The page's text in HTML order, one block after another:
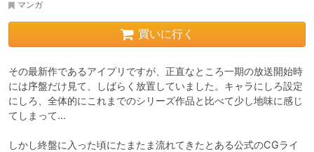
マンガ
買いに行く
その最新作であるアイプリですが、正直なところ一期の放送開始時
には序盤だけ見て、しばらく放置していました。キャラにしろ設定
にしろ、全体的にこれまでのシリーズ作品と比べて少し地味に感じ
てしまって…
しかし終盤に入った頃にたまたま流れてきたとある公式のCGライ